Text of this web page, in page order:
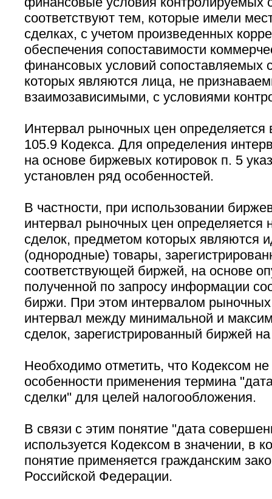
соответствуют тем, которые имели
сделках, с учетом произведенных
обеспечения сопоставимости
финансовых условий сопоставляемых
которых являются лица, не
взаимозависимыми, с условиями
Интервал рыночных цен определяется
105.9 Кодекса. Для определения
на основе биржевых котировок п. 5
установлен ряд особенностей.
В частности, при использовании
интервал рыночных цен определяется
сделок, предметом которых являются
(однородные) товары,
соответствующей биржей, на основе
полученной по запросу информации
биржи. При этом интервалом рыночных
интервал между минимальной и
сделок, зарегистрированный биржей
Необходимо отметить, что Кодексом
особенности применения термина
сделки'' для целей налогообложения.
В связи с этим понятие ''дата
используется Кодексом в значении, в
понятие применяется гражданским
Российской Федерации.